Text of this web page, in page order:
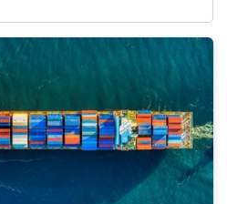
risks and implications for